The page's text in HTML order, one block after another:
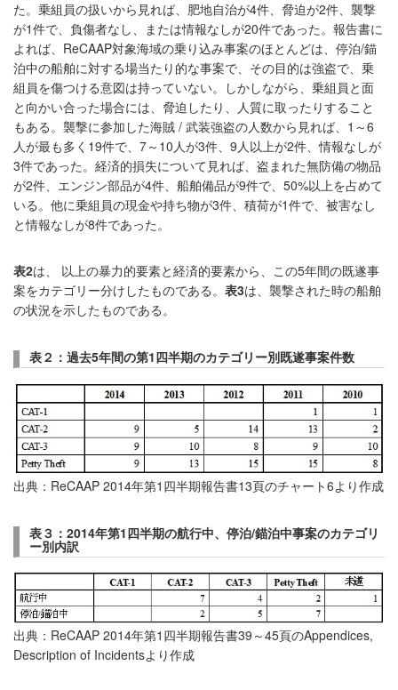
た。乗組員の扱いから見れば、肥地自治が4件、脅迫が2件、襲撃
が1件で、負傷者なし、または情報なしが20件であった。報告書に
よれば、ReCAAP対象海域の乗り込み事案のほとんどは、停泊/錨
泊中の船舶に対する場当たり的な事案で、その目的は強盗で、乗
組員を傷つける意図は持っていない。しかしながら、乗組員と面
と向かい合った場合には、脅迫したり、人質に取ったりすること
もある。襲撃に参加した海賊 / 武装強盗の人数から見れば、1～6
人が最も多く19件で、7～10人が3件、9人以上が2件、情報なしが
3件であった。経済的損失について見れば、盗まれた無防備の物品
が2件、エンジン部品が4件、船舶備品が9件で、50%以上を占めて
いる。他に乗組員の現金や持ち物が3件、積荷が1件で、被害なし
と情報なしが8件であった。
表2は、 以上の暴力的要素と経済的要素から、この5年間の既遂事
案をカテゴリー分けしたものである。 表3は、襲撃された時の船舶
の状況を示したものである。
表２：過去5年間の第1四半期のカテゴリー別既遂事案件数
出典：ReCAAP 2014年第1四半期報告書13頁のチャート6より作成
表３：2014年第1四半期の航行中、停泊/錨泊中事案のカテゴリ
ー別内訳
出典：ReCAAP 2014年第1四半期報告書39～45頁のAppendices,
Description of Incidentsより作成